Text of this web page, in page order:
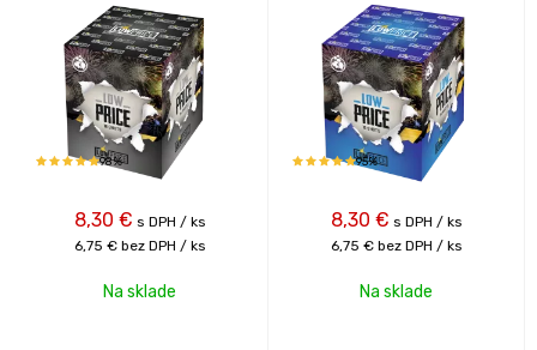
98%
8,30 € s DPH / ks
6,75 € bez DPH / ks
Na sklade
95%
8,30 € s DPH / ks
6,75 € bez DPH / ks
Na sklade